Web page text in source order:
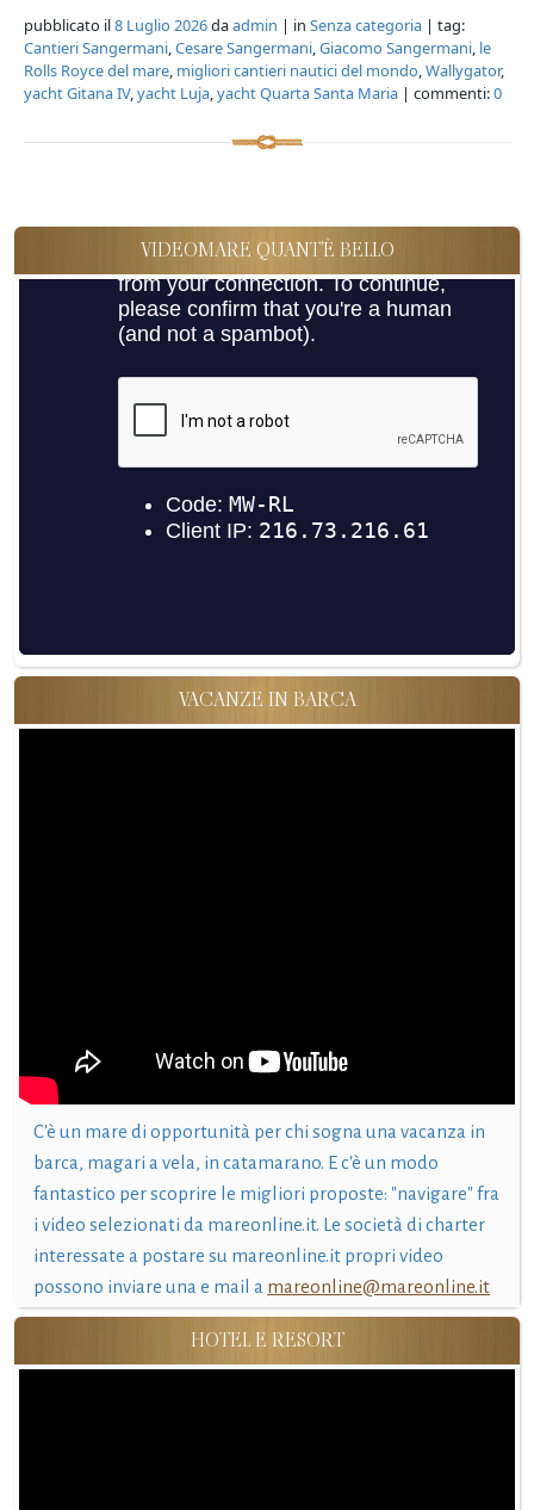
pubblicato il8 Luglio 2026daadmin | in Senza categoria | tag:
Cantieri Sangermani,Cesare Sangermani,Giacomo Sangermani, le
Rolls Royce del mare, migliori cantieri nautici del mondo,Wallygator,
yacht Gitana IV,yacht Luja,yacht Quarta Santa Maria | commenti:0
VIDEOMARE QUANT'È BELLO
VACANZE IN BARCA
C'è un mare di opportunità per chi sogna una vacanza in
barca, magari a vela, in catamarano. E c'è un modo
fantastico per scoprire le migliori proposte: "navigare" fra
i video selezionati da mareonline.it. Le società di charter
interessate a postare su mareonline.it propri video
possono inviare una e mail a mareonline@mareonline.it
HOTEL E RESORT